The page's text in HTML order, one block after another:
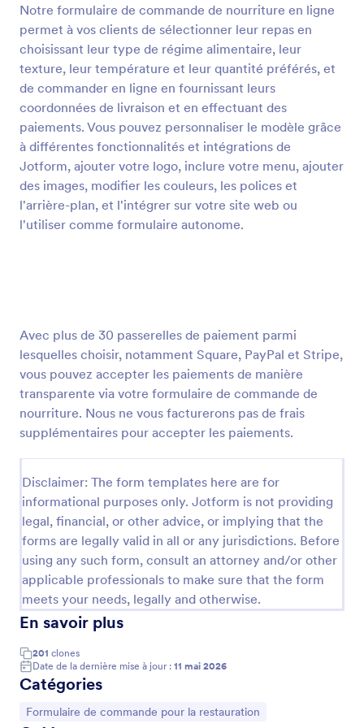
Notre formulaire de commande de nourriture en ligne
permet à vos clients de sélectionner leur repas en
choisissant leur type de régime alimentaire, leur
texture, leur température et leur quantité préférés, et
de commander en ligne en fournissant leurs
coordonnées de livraison et en effectuant des
paiements. Vous pouvez personnaliser le modèle grâce
à différentes fonctionnalités et intégrations de
Jotform, ajouter votre logo, inclure votre menu, ajouter
des images, modifier les couleurs, les polices et
l'arrière-plan, et l'intégrer sur votre site web ou
l'utiliser comme formulaire autonome.
Avec plus de 30 passerelles de paiement parmi
lesquelles choisir, notamment Square, PayPal et Stripe,
vous pouvez accepter les paiements de manière
transparente via votre formulaire de commande de
nourriture. Nous ne vous facturerons pas de frais
supplémentaires pour accepter les paiements.
Disclaimer: The form templates here are for
informational purposes only. Jotform is not providing
legal, financial, or other advice, or implying that the
forms are legally valid in all or any jurisdictions. Before
using any such form, consult an attorney and/or other
applicable professionals to make sure that the form
meets your needs, legally and otherwise.
En savoir plus
201 clones
Date de la dernière mise à jour : 11 mai 2026
Catégories
Accéder à la catégorie :
Formulaire de commande pour la restauration
Prévisualiser
Formulaire De Commande De Nourriture
Notre formulaire de commande de nourriture en
ligne permet à vos clients de sélectionner leur repas
texture, leur température et leur quantité préférés,
et de commander en ligne en fournissant leurs
coordonnées de livraison et en effectuant des
paiements. Vous pouvez personnaliser le modèle
grâce à différentes fonctionnalités et intégrations de
Jotform, ajouter votre logo, inclure votre menu,
ajouter des images, modifier les couleurs, les polices
et l'arrière-plan, et l'intégrer sur votre site web ou
l'utiliser comme formulaire autonome. Avec plus
de 30 passerelles de paiement parmi lesquelles
choisir, notamment Square, PayPal et Stripe, vous
pouvez accepter les paiements de manière
transparente via votre formulaire de commande de
supplémentaires pour accepter les paiements.
Go to Category:
Formulaire de commande pour la restauration
Utiliser le modèle
Prévisualiser